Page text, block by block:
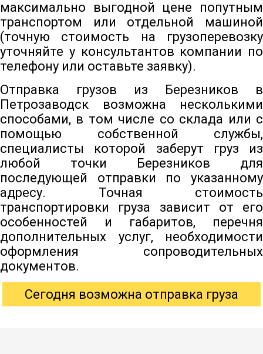
максимально выгодной цене попутным
транспортом или отдельной машиной
(точную стоимость на грузоперевозку
уточняйте у консультантов компании по
телефону или оставьте заявку).
Отправка грузов из Березников в
Петрозаводск возможна несколькими
способами, в том числе со склада или с
помощью собственной службы,
специалисты которой заберут груз из
любой точки Березников для
последующей отправки по указанному
адресу. Точная стоимость
транспортировки груза зависит от его
особенностей и габаритов, перечня
дополнительных услуг, необходимости
оформления сопроводительных
документов.
Сегодня возможна отправка груза